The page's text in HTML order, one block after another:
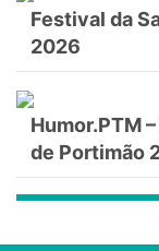
Festival da
2026
Humor.PTM
de Portimão